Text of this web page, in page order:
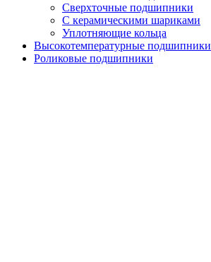
Сверхточные подшипники
С керамическими шариками
Уплотняющие кольца
Высокотемпературные подшипники
Роликовые подшипники